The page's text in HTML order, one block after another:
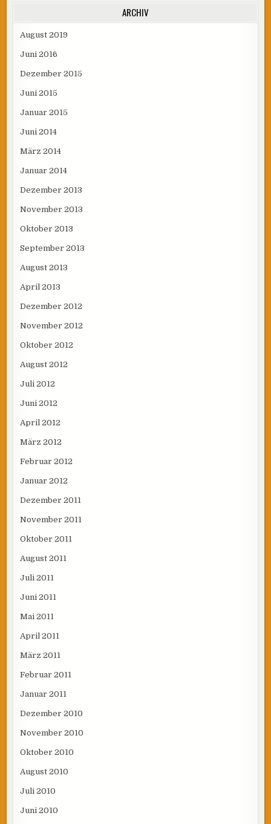
ARCHIV
August 2019
Juni 2016
Dezember 2015
Juni 2015
Januar 2015
Juni 2014
März 2014
Januar 2014
Dezember 2013
November 2013
Oktober 2013
September 2013
August 2013
April 2013
Dezember 2012
November 2012
Oktober 2012
August 2012
Juli 2012
Juni 2012
April 2012
März 2012
Februar 2012
Januar 2012
Dezember 2011
November 2011
Oktober 2011
August 2011
Juli 2011
Juni 2011
Mai 2011
April 2011
März 2011
Februar 2011
Januar 2011
Dezember 2010
November 2010
Oktober 2010
August 2010
Juli 2010
Juni 2010